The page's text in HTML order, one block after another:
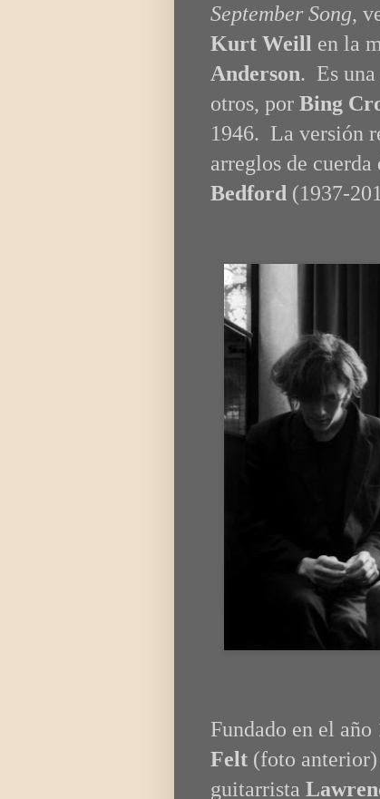
September Song,
Kurt Weill en la
Anderson. Es una
otros, por Bing
1946. La versión
arreglos de
Bedford (1937-
Fundado en el
Felt (foto anterior)
guitarrista